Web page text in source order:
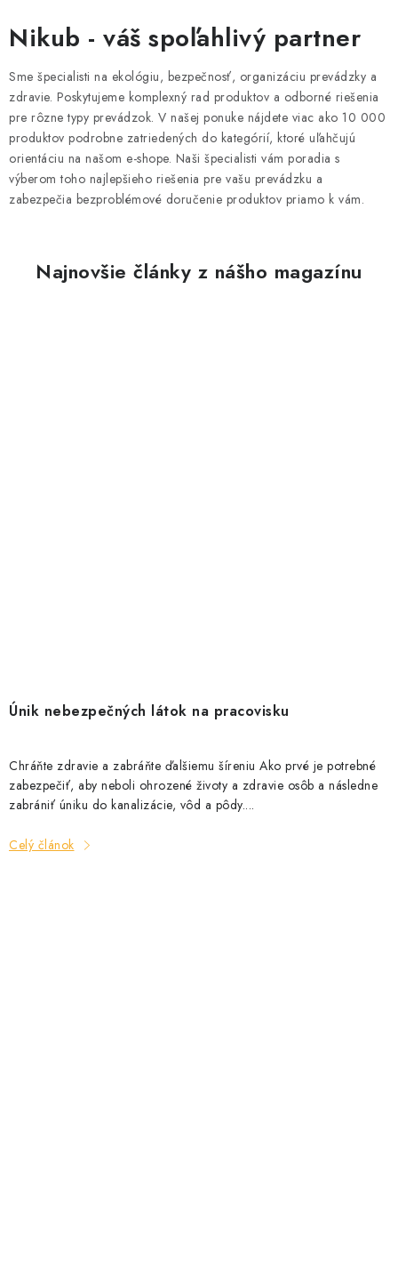
Nikub - váš spoľahlivý partner
Sme špecialisti na ekológiu, bezpečnosť, organizáciu prevádzky a
zdravie. Poskytujeme komplexný rad produktov a odborné riešenia
pre rôzne typy prevádzok. V našej ponuke nájdete viac ako 10 000
produktov podrobne zatriedených do kategórií, ktoré uľahčujú
orientáciu na našom e-shope. Naši špecialisti vám poradia s
výberom toho najlepšieho riešenia pre vašu prevádzku a
zabezpečia bezproblémové doručenie produktov priamo k vám.
Najnovšie články z nášho magazínu
Únik nebezpečných látok na pracovisku
Chráňte zdravie a zabráňte ďalšiemu šíreniu Ako prvé je potrebné
zabezpečiť, aby neboli ohrozené životy a zdravie osôb a následne
zabrániť úniku do kanalizácie, vôd a pôdy....
Celý článok